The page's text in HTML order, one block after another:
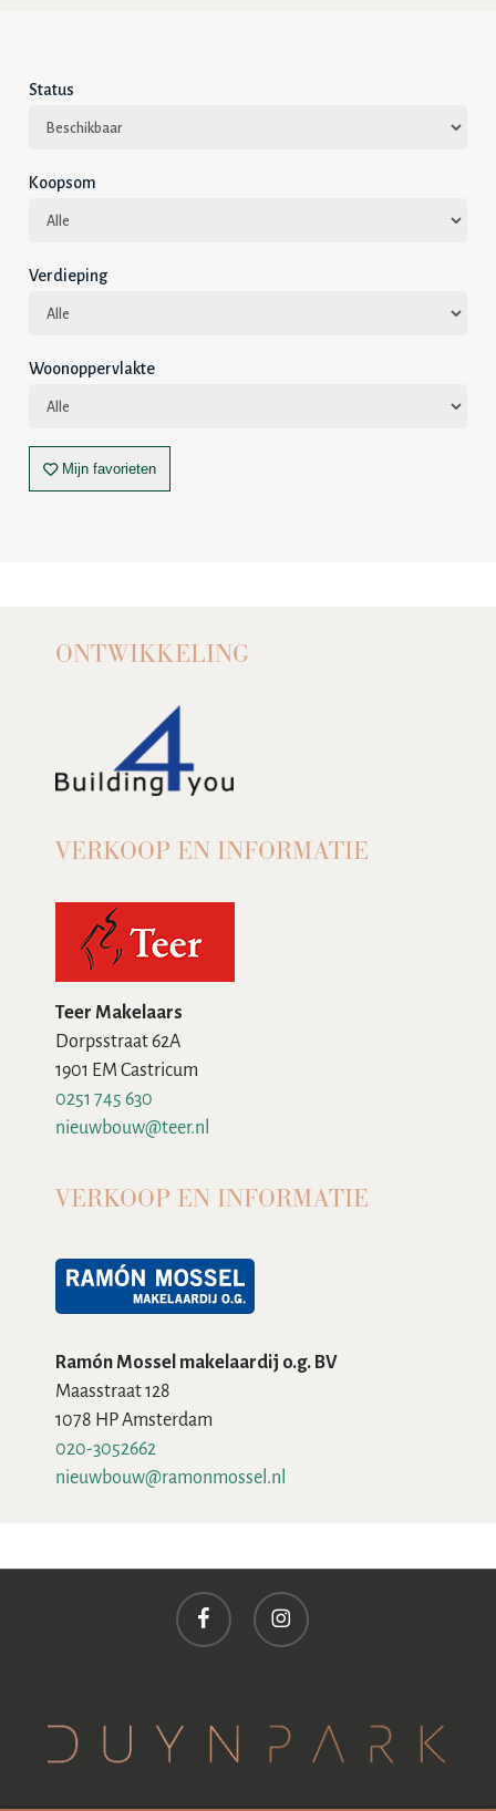
Status
Koopsom
Verdieping
Woonoppervlakte
Mijn favorieten
ONTWIKKELING
VERKOOP EN INFORMATIE
Teer Makelaars
Dorpsstraat 62A
1901 EM Castricum
0251 745 630
nieuwbouw@teer.nl
VERKOOP EN INFORMATIE
Ramón Mossel makelaardij o.g. BV
Maasstraat 128
1078 HP Amsterdam
020-3052662
nieuwbouw@ramonmossel.nl
facebook instagram